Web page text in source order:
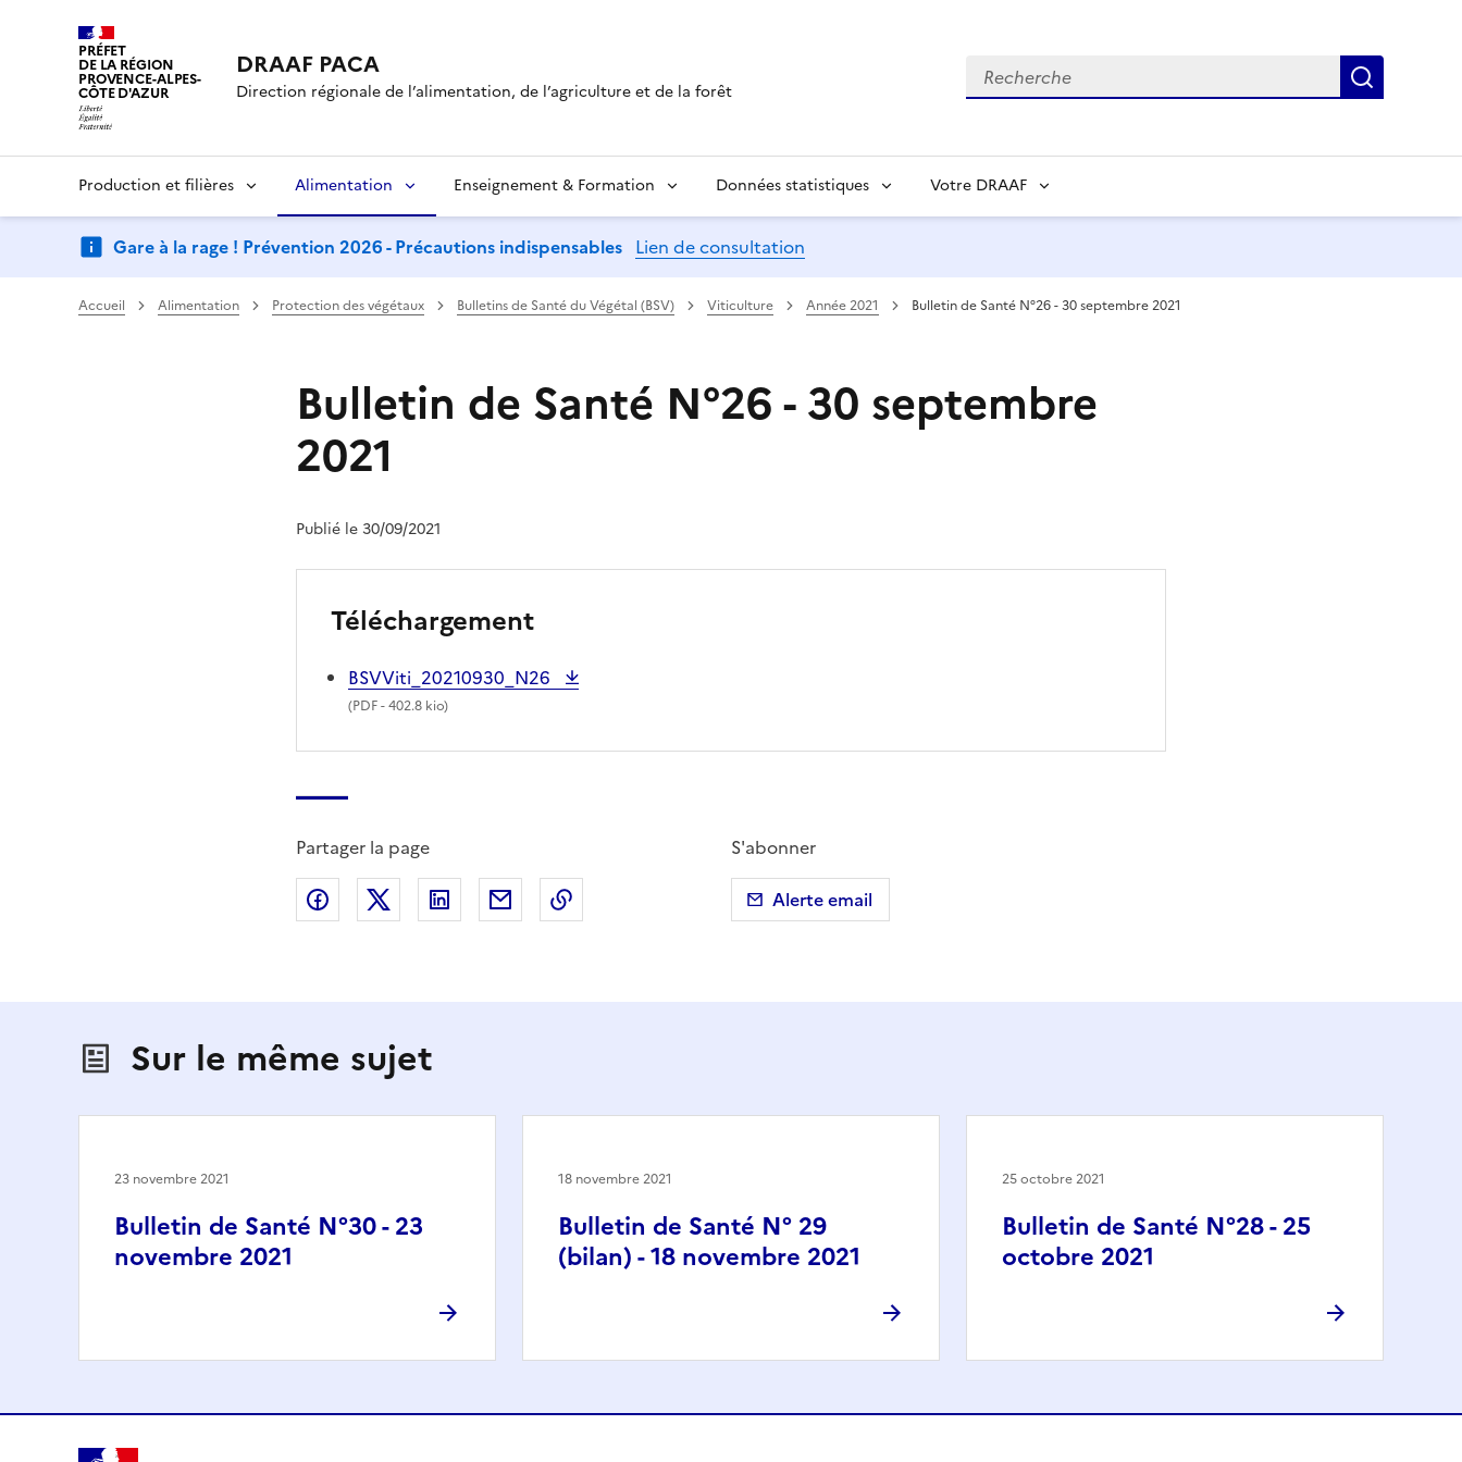
PRÉFET
DE LA RÉGION
PROVENCE-ALPES-
CÔTE D'AZUR
DRAAF PACA
Direction régionale de l’alimentation, de l’agriculture et de la forêt
Recherche
Production et filières Alimentation Enseignement & Formation Données statistiques Votre DRAAF
Gare à la rage ! Prévention 2026 - Précautions indispensables Lien de consultation
Accueil Alimentation Protection des végétaux Bulletins de Santé du Végétal (BSV) Viticulture Année 2021 Bulletin de Santé N°26 - 30 septembre 2021
Bulletin de Santé N°26 - 30 septembre
2021
Publié le 30/09/2021
Téléchargement
BSVViti_20210930_N26
(PDF- 402.8 kio)
Partager la page
Partager sur Facebook
Partager sur X (anciennement Twitter)
Partager sur LinkedIn
Partager par emailCopier dans le presse-papier
S'abonner
Alerte email
Sur le même sujet
Bulletin de Santé N°30 - 23
novembre 2021
23 novembre 2021
Bulletin de Santé N° 29
(bilan) - 18 novembre 2021
18 novembre 2021
Bulletin de Santé N°28 - 25
octobre 2021
25 octobre 2021